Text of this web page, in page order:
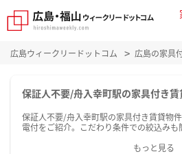
広島ウィークリードットコム 広島の家具
保証人不要/舟入幸町駅の家具付き賃
保証人不要/舟入幸町駅の家具付き賃貸物
電付をご紹介。こだわり条件での絞込みも
もっと見る